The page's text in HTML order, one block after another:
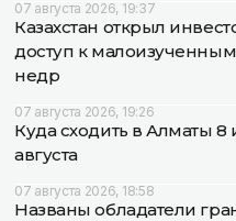
07 августа 2026, 19:37
Казахстан открыл
доступ к малоизученным
недр
07 августа 2026, 19:26
Куда сходить в Алматы 8
августа
07 августа 2026, 18:58
Названы обладатели